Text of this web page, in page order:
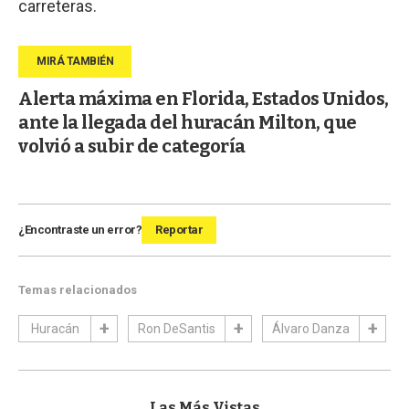
carreteras.
Alerta máxima en Florida, Estados Unidos,
ante la llegada del huracán Milton, que
volvió a subir de categoría
¿Encontraste un error? Reportar
Temas relacionados
Huracán Ron DeSantis Álvaro Danza